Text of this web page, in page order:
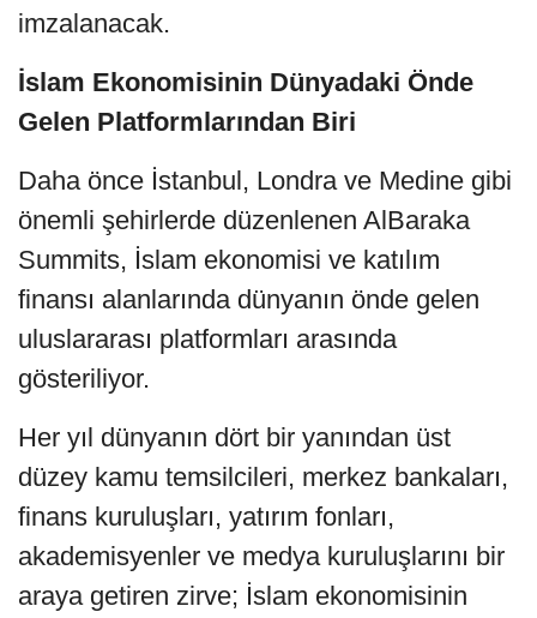
imzalanacak.
İslam Ekonomisinin Dünyadaki Önde
Gelen Platformlarından Biri
Daha önce İstanbul, Londra ve Medine gibi
önemli şehirlerde düzenlenen AlBaraka
Summits, İslam ekonomisi ve katılım
finansı alanlarında dünyanın önde gelen
uluslararası platformları arasında
gösteriliyor.
Her yıl dünyanın dört bir yanından üst
düzey kamu temsilcileri, merkez bankaları,
finans kuruluşları, yatırım fonları,
akademisyenler ve medya kuruluşlarını bir
araya getiren zirve; İslam ekonomisinin